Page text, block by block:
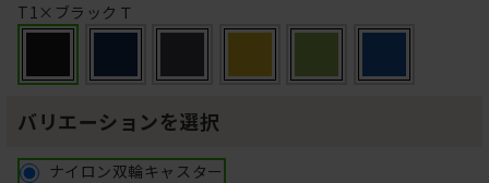
T1×ブラックＴ
バリエーションを選択
ナイロン双輪キャスター